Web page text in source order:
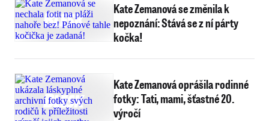
Kate Zemanová se změnila k
nepoznání: Stává se z ní párty
kočka!
Kate Zemanová oprášila rodinné
fotky: Tati, mami, šťastné 20.
výročí